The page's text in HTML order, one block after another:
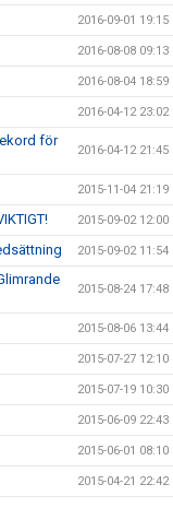
2016-09-01 19:15
2016-08-08 09:13
2016-08-04 18:59
2016-04-12 23:02
för
2016-04-12 21:45
2015-11-04 21:19
2015-09-02 12:00
2015-09-02 11:54
2015-08-24 17:48
2015-08-06 13:44
2015-07-27 12:10
2015-07-19 10:30
2015-06-09 22:43
2015-06-01 08:10
2015-04-21 22:42